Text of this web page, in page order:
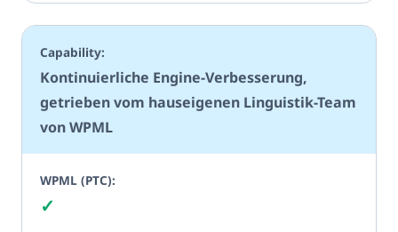
Kontinuierliche Engine-Verbesserung,
getrieben vom hauseigenen Linguistik-Team
von WPML
✓